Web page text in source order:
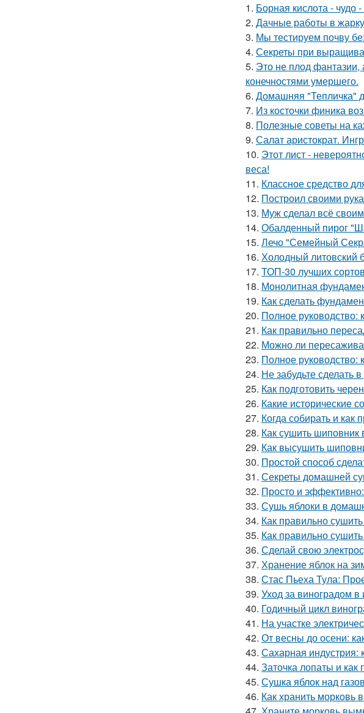
1. Борная кислота - чудо
2. Дачные работы в
3. Мы тестируем почву
4. Секреты при
5. Это не плод фантазии,
конечностями умершего.
6. Домашняя "Тепличка"
7. Из косточки финика
8. Полезные советы на
9. Салат аристократ.
10. Этот лист -
веса!
11. Классное средство
12. Построил своими
13. Муж сделал всё
14. Обалденный пирог
15. Лечо "Семейный
16. Холодный литовский
17. ТОП-30 лучших
18. Монолитная
19. Как сделать
20. Полное руководство:
21. Как правильно
22. Можно ли
23. Полное руководство:
24. Не забудьте сделать
25. Как подготовить
26. Какие исторические
27. Когда собирать и
28. Как сушить шиповник
29. Как высушить
30. Простой способ
31. Секреты домашней
32. Просто и
33. Сушь яблоки в
34. Как правильно
35. Как правильно
36. Сделай свою
37. Хранение яблок на
38. Стас Пьеха Тула:
39. Уход за виноградом
40. Годичный цикл
41. На участке
42. От весны до осени:
43. Сахарная индустрия:
44. Заточка лопаты и как
45. Сушка яблок над
46. Как хранить морковь